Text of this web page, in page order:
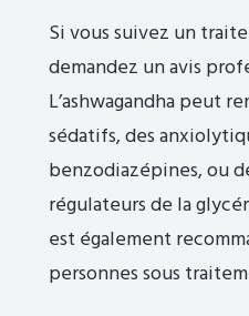
Si vous suivez un
demandez un avis
L’ashwagandha peut
sédatifs, des
benzodiazépines, ou
régulateurs de la
est également
personnes sous